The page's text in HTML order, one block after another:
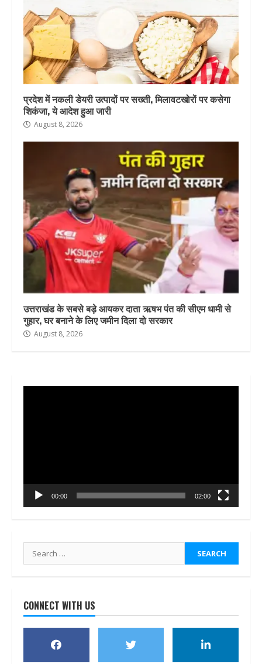
प्रदेश में नकली डेयरी उत्पादों पर सख्ती, मिलावटखोरों पर कसेगा
शिकंजा, ये आदेश हुआ जारी
August 8, 2026
उत्तराखंड के सबसे बड़े आयकर दाता ऋषभ पंत की सीएम धामी से
गुहार, घर बनाने के लिए जमीन दिला दो सरकार
August 8, 2026
00:00 02:00
Search
for:
CONNECT WITH US